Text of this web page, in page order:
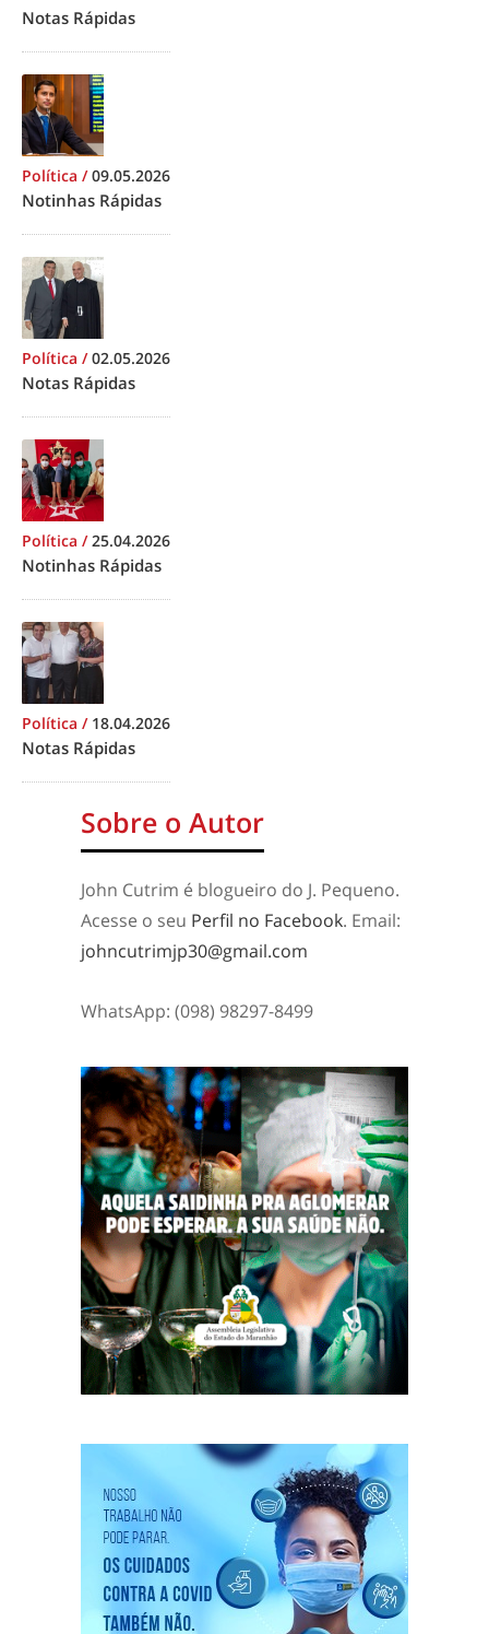
Notas Rápidas
Política /09.05.2026
Notinhas Rápidas
Política /02.05.2026
Notas Rápidas
Política /25.04.2026
Notinhas Rápidas
Política / 18.04.2026
Notas Rápidas
Sobre o Autor
John Cutrim é blogueiro do J. Pequeno.
Acesse o seu Perfil no Facebook. Email:
johncutrimjp30@gmail.com
WhatsApp: (098) 98297-8499